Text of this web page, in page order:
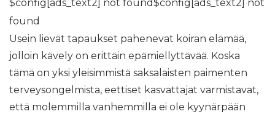
$config[ads_text2] not found$config[ads_text2] not
found
Usein lievät tapaukset pahenevat koiran elämää,
jolloin kävely on erittäin epämiellyttävää. Koska
tämä on yksi yleisimmistä saksalaisten paimenten
terveysongelmista, eettiset kasvattajat varmistavat,
että molemmilla vanhemmilla ei ole kyynärpään